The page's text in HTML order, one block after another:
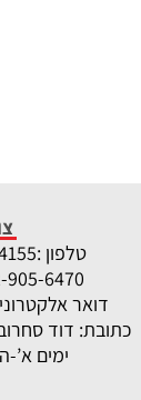
טלפון :-
6470
דואר
כתובת: דוד סחרוב 5 קומה 1 , ראשון
ימים א’-ה’ :09:00-